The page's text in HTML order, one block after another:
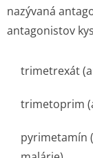
nazývaná
antagonistov
trimetrexát
trimetoprim
pyrimetamín